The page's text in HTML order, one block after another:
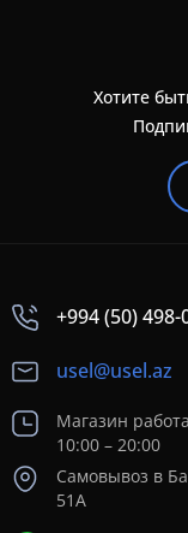
Хотите
+994 (50) 498-
usel@usel.az
Магазин
10:00 – 20:00
Самовывоз в
51А